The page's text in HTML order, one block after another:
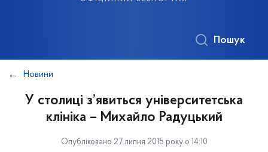
Пошук
Новини
У столиці з’явиться університетська
клініка – Михайло Радуцький
Опубліковано 27 липня 2015 року о 14:10